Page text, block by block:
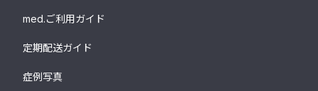
med.ご利用ガイド
定期配送ガイド
症例写真